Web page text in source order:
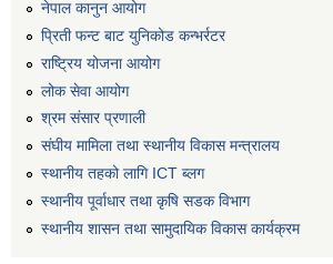
नेपाल कानुन आयोग
प्रिती फन्ट बाट युनिकोड कन्भर्रटर
राष्ट्रिय योजना आयोग
लोक सेवा आयोग
श्रम संसार प्रणाली
संघीय मामिला तथा स्थानीय विकास मन्त्रालय
स्थानीय तहको लागि ICT ब्लग
स्थानीय पूर्वाधार तथा कृषि सडक विभाग
स्थानीय शासन तथा सामुदायिक विकास कार्यक्रम